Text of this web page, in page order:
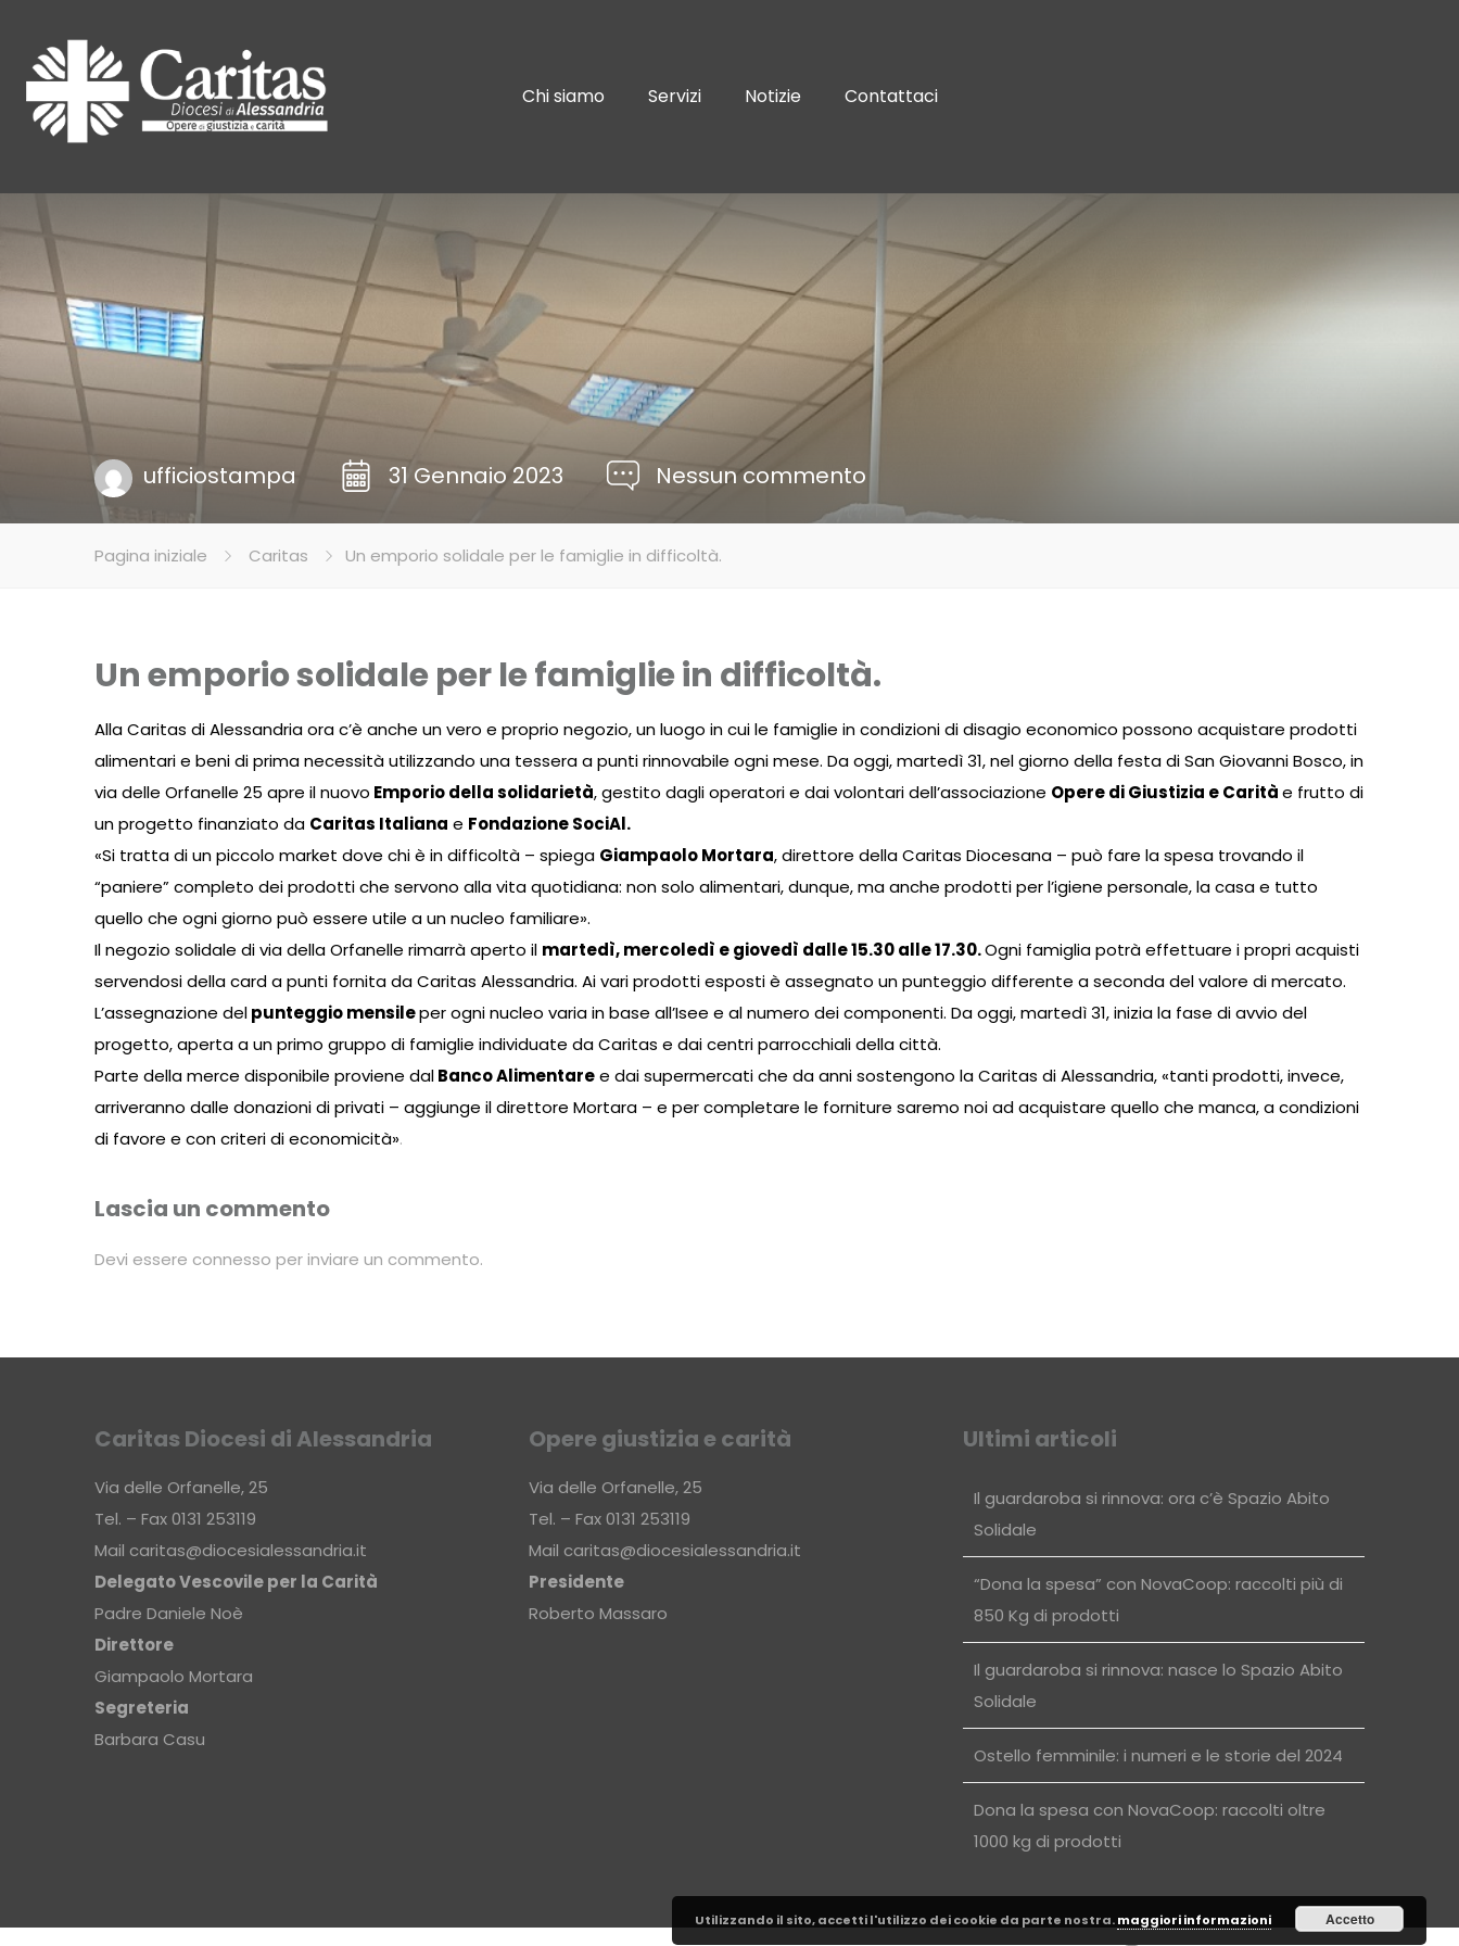
Chi siamo Servizi Notizie Contattaci
ufficiostampa 31 Gennaio 2023 Nessun commento
Pagina iniziale Caritas Un emporio solidale per le famiglie in difficoltà.
Un emporio solidale per le famiglie in difficoltà.
Alla Caritas di Alessandria ora c’è anche un vero e proprio negozio, un luogo in cui le famiglie in condizioni di disagio economico possono acquistare prodotti
alimentari e beni di prima necessità utilizzando una tessera a punti rinnovabile ogni mese. Da oggi, martedì 31, nel giorno della festa di San Giovanni Bosco, in
via delle Orfanelle 25 apre il nuovo Emporio della solidarietà, gestito dagli operatori e dai volontari dell’associazione Opere di Giustizia e Caritàe frutto di
un progetto finanziato da Caritas Italiana e Fondazione SociAl.
«Si tratta di un piccolo market dove chi è in difficoltà – spiega Giampaolo Mortara, direttore della Caritas Diocesana – può fare la spesa trovando il
“paniere” completo dei prodotti che servono alla vita quotidiana: non solo alimentari, dunque, ma anche prodotti per l’igiene personale, la casa e tutto
quello che ogni giorno può essere utile a un nucleo familiare».
Il negozio solidale di via della Orfanelle rimarrà aperto il martedì, mercoledì e giovedì dalle 15.30 alle 17.30.Ogni famiglia potrà effettuare i propri acquisti
servendosi della card a punti fornita da Caritas Alessandria. Ai vari prodotti esposti è assegnato un punteggio differente a seconda del valore di mercato.
L’assegnazione delpunteggio mensileper ogni nucleo varia in base all’Isee e al numero dei componenti. Da oggi, martedì 31, inizia la fase di avvio del
progetto, aperta a un primo gruppo di famiglie individuate da Caritas e dai centri parrocchiali della città.
Parte della merce disponibile proviene dalBanco Alimentaree dai supermercati che da anni sostengono la Caritas di Alessandria, «tanti prodotti, invece,
arriveranno dalle donazioni di privati – aggiunge il direttore Mortara – e per completare le forniture saremo noi ad acquistare quello che manca, a condizioni
di favore e con criteri di economicità».
Lascia un commento
Devi essere connesso per inviare un commento.
Caritas Diocesi di Alessandria
Via delle Orfanelle, 25
Tel. – Fax 0131 253119
Mail caritas@diocesialessandria.it
Delegato Vescovile per la Carità
Padre Daniele Noè
Direttore
Giampaolo Mortara
Segreteria
Barbara Casu
Opere giustizia e carità
Via delle Orfanelle, 25
Tel. – Fax 0131 253119
Mail caritas@diocesialessandria.it
Presidente
Roberto Massaro
Ultimi articoli
Il guardaroba si rinnova: ora c’è Spazio Abito
Solidale
“Dona la spesa” con NovaCoop: raccolti più di
850 Kg di prodotti
Il guardaroba si rinnova: nasce lo Spazio Abito
Solidale
Ostello femminile: i numeri e le storie del 2024
Dona la spesa con NovaCoop: raccolti oltre
1000 kg di prodotti
Utilizzando il sito, accetti l'utilizzo dei cookie da parte nostra.maggiori informazioni Accetto